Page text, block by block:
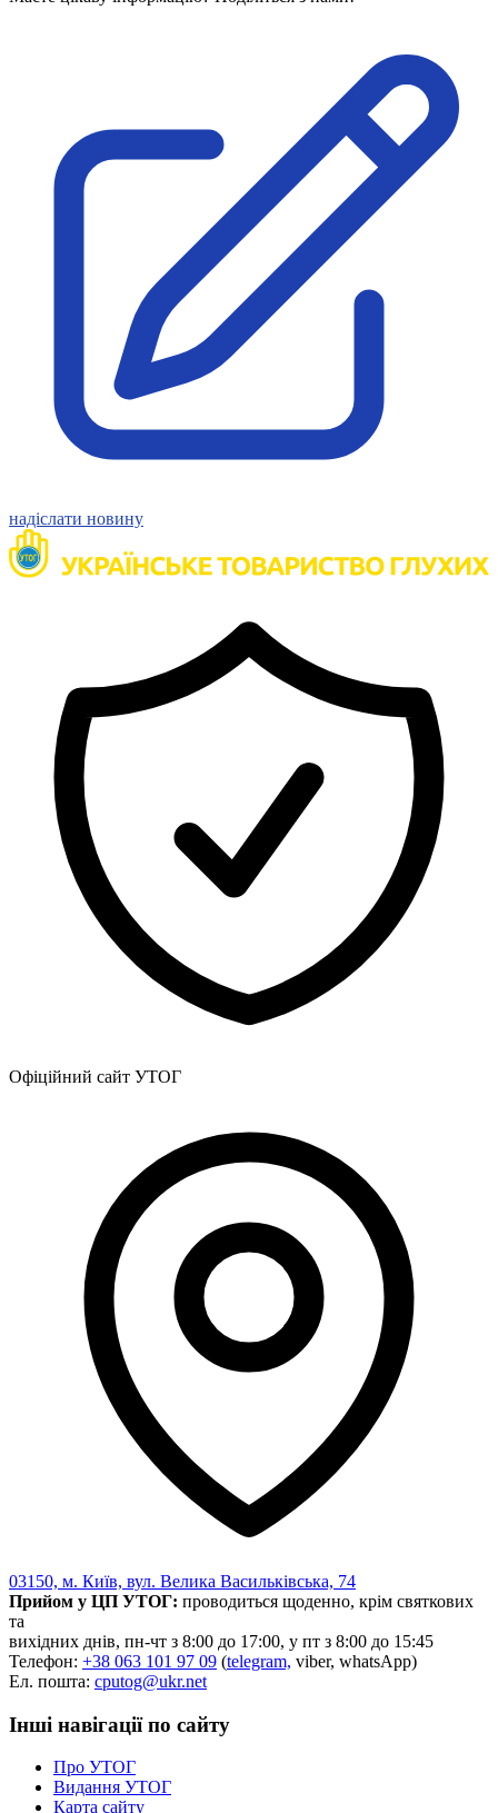
Чернігівська область
Особи відповідальні за контактування з
питань укладення договорів
Вивчаємо жестову мову
Дитяча сторінка
Новини про жестову мову
Ресурс для вивчення жестових мов різних країн
ЦУЖМ
Проєкт "Жестова мова для поліцейських"
Про шахрайські схеми
ВІКТОРИНА
Медична термінологія жестовою мовою
Нормативна база УТОГ
Конвенція ООН
Законодавство
Міжнародні документи
надіслати новину
Офіційний сайт УТОГ
03150, м. Київ, вул. Велика Васильківська, 74
Прийом у ЦП УТОГ: проводиться щоденно, крім святкових
та
вихідних днів, пн-чт з 8:00 до 17:00, у пт з 8:00 до 15:45
Телефон: +38 063 101 97 09 (telegram, viber, whatsApp)
Ел. пошта: cputog@ukr.net
Інші навігації по сайту
Про УТОГ
Видання УТОГ
Карта сайту